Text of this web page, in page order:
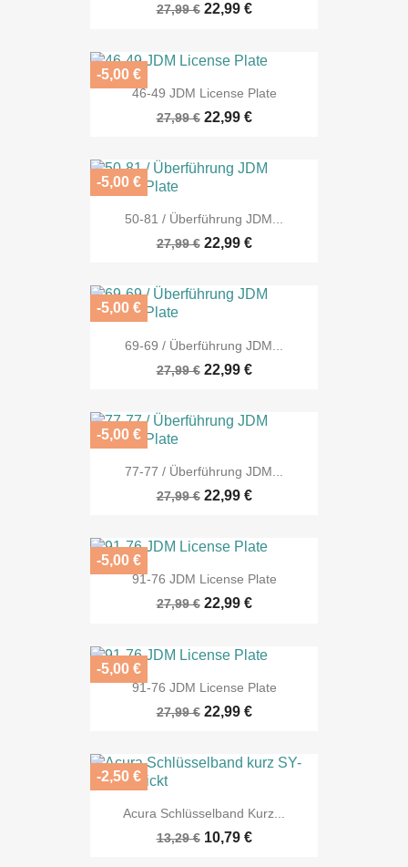
27,99 € 22,99 €
46-49 JDM License Plate
27,99 € 22,99 €
-5,00 €
50-81 / Überführung JDM...
27,99 € 22,99 €
-5,00 €
69-69 / Überführung JDM...
27,99 € 22,99 €
-5,00 €
77-77 / Überführung JDM...
27,99 € 22,99 €
-5,00 €
91-76 JDM License Plate
27,99 € 22,99 €
-5,00 €
91-76 JDM License Plate
27,99 € 22,99 €
-5,00 €
Acura Schlüsselband Kurz...
13,29 € 10,79 €
-2,50 €